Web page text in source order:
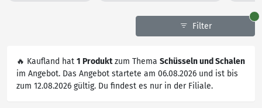
Filter
🔥 Kaufland hat 1 Produktzum Thema Schüsseln und Schalen
im Angebot. Das Angebot startete am 06.08.2026 und ist bis
zum 12.08.2026 gültig. Du findest es nur in der Filiale.